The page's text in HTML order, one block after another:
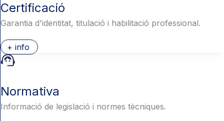
Certificació
Garantia d'identitat, titulació i habilitació professional.
+ info
Normativa
Informació de legislació i normes tècniques.